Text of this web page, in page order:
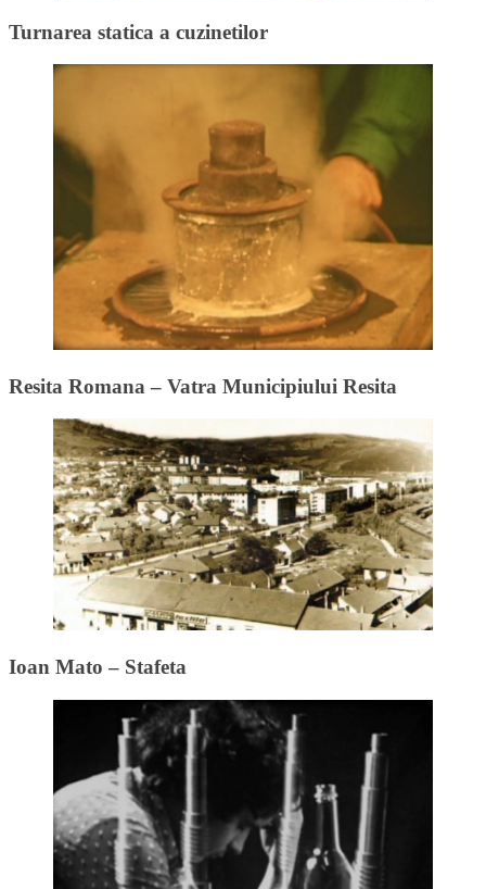
Turnarea statica a cuzinetilor
Resita Romana – Vatra Municipiului Resita
Ioan Mato – Stafeta